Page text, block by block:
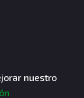
reservados.
nuestro